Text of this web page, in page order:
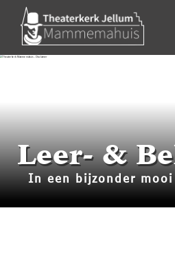
Dineren &
Leer- &
In een bijzonder